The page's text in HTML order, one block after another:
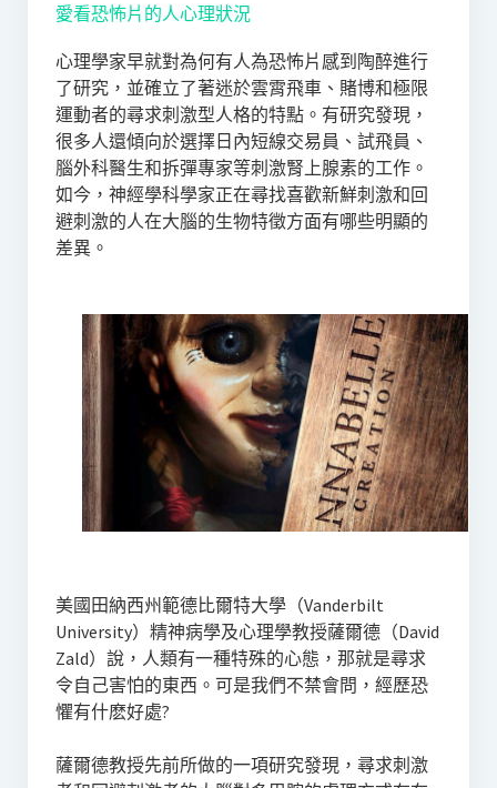
愛看恐怖片的人心理狀況
心理學家早就對為何有人為恐怖片感到陶醉進行
了研究，並確立了著迷於雲霄飛車、賭博和極限
運動者的尋求刺激型人格的特點。有研究發現，
很多人還傾向於選擇日內短線交易員、試飛員、
腦外科醫生和拆彈專家等刺激腎上腺素的工作。
如今，神經學科學家正在尋找喜歡新鮮刺激和回
避刺激的人在大腦的生物特徵方面有哪些明顯的
差異。
美國田納西州範德比爾特大學（Vanderbilt
University）精神病學及心理學教授薩爾德（David
Zald）說，人類有一種特殊的心態，那就是尋求
令自己害怕的東西。可是我們不禁會問，經歷恐
懼有什麽好處?
薩爾德教授先前所做的一項研究發現，尋求刺激